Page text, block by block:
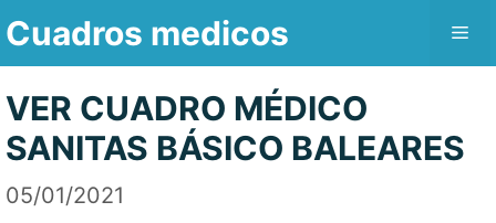
Saltar
contenido
Cuadros medicos
VER CUADRO MÉDICO
SANITAS BÁSICO BALEARES
05/01/2021